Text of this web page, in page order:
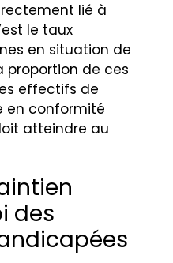
lié à
le taux
en situation de
proportion de ces
effectifs de
en conformité
atteindre au
des